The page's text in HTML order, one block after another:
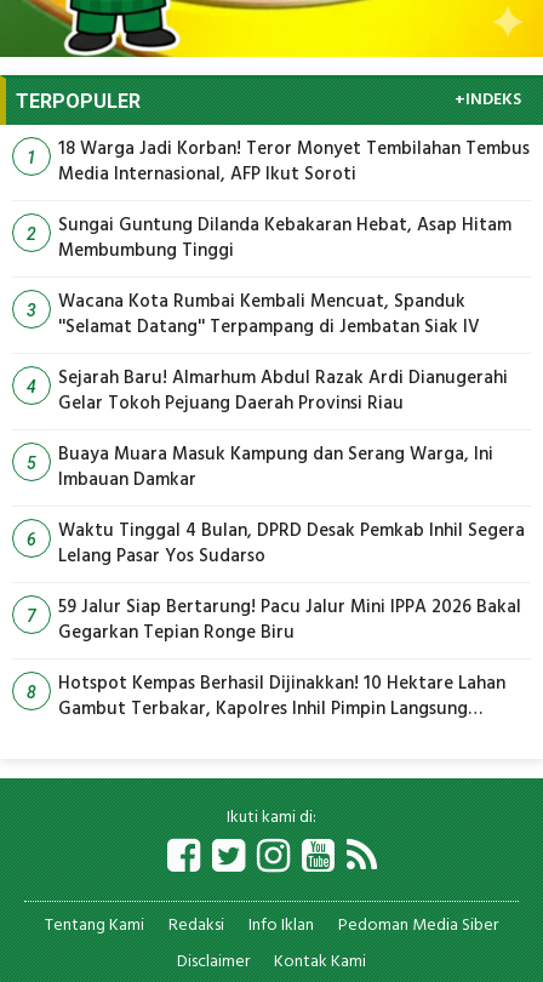
TERPOPULER +INDEKS
1
18 Warga Jadi Korban! Teror Monyet Tembilahan Tembus
Media Internasional, AFP Ikut Soroti
2
Sungai Guntung Dilanda Kebakaran Hebat, Asap Hitam
Membumbung Tinggi
3
Wacana Kota Rumbai Kembali Mencuat, Spanduk
''Selamat Datang'' Terpampang di Jembatan Siak IV
4
Sejarah Baru! Almarhum Abdul Razak Ardi Dianugerahi
Gelar Tokoh Pejuang Daerah Provinsi Riau
5
Buaya Muara Masuk Kampung dan Serang Warga, Ini
Imbauan Damkar
6
Waktu Tinggal 4 Bulan, DPRD Desak Pemkab Inhil Segera
Lelang Pasar Yos Sudarso
7
59 Jalur Siap Bertarung! Pacu Jalur Mini IPPA 2026 Bakal
Gegarkan Tepian Ronge Biru
8
Hotspot Kempas Berhasil Dijinakkan! 10 Hektare Lahan
Gambut Terbakar, Kapolres Inhil Pimpin Langsung
Ikuti kami di:
Tentang Kami Redaksi Info Iklan
Pedoman Media Siber
Disclaimer
Kontak Kami